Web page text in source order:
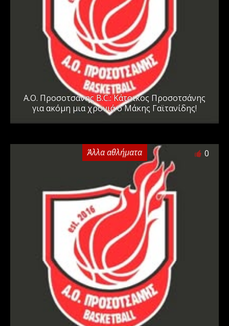
Α.Ο. Προσοτσάνης B.C.: Κάτοικος Προσοτσάνης
για ακόμη μια χρονιά ο Μάκης Γαϊτανίδης!
Άλλα αθλήματα 0